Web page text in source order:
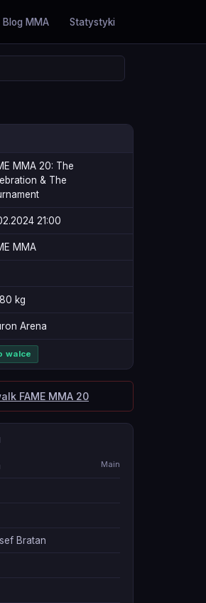
Blog MMA Statystyki
MMA 20: The
& The
21:00
MMA
kg
Arena
walce
FAME MMA 20
Main
Bratan